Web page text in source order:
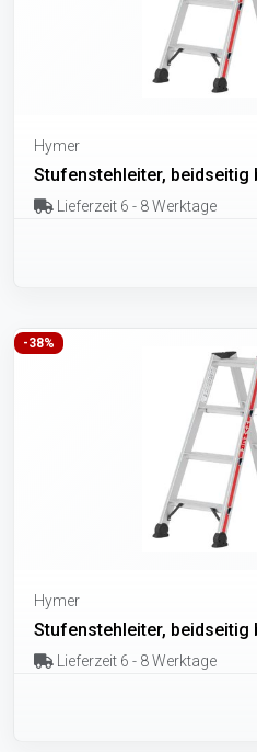
Hymer
Stufenstehleiter, beidseitig
Lieferzeit 6 - 8 Werktage
-38%
Hymer
Stufenstehleiter, beidseitig
Lieferzeit 6 - 8 Werktage